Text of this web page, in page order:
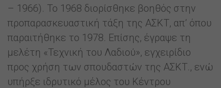
– 1966). Το 1968 διορίσθηκε βοηθός στην
προπαρασκευαστική τάξη της ΑΣΚΤ, απ’ όπου
παραιτήθηκε το 1978. Επίσης, έγραψε τη
μελέτη «Τεχνική του Λαδιού», εγχειρίδιο
προς χρήση των σπουδαστών της ΑΣΚΤ., ενώ
υπήρξε ιδρυτικό μέλος του Κέντρου